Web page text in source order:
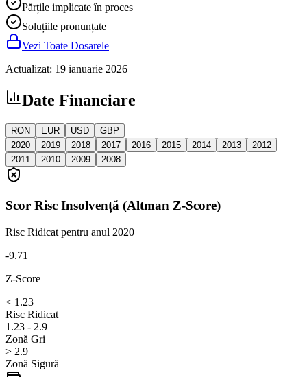
Părțile implicate în proces
Soluțiile pronunțate
Vezi Toate Dosarele
Actualizat: 19 ianuarie 2026
Date Financiare
RON EUR USD
GBP
2020
2019 2018 2017 2016 2015 2014 2013
2012
2011
2010 2009 2008
Scor Risc Insolvență (Altman Z-Score)
Risc Ridicat pentru anul 2020
-9.71
Z-Score
< 1.23
Risc Ridicat
1.23 - 2.9
Zonă Gri
> 2.9
Zonă Sigură